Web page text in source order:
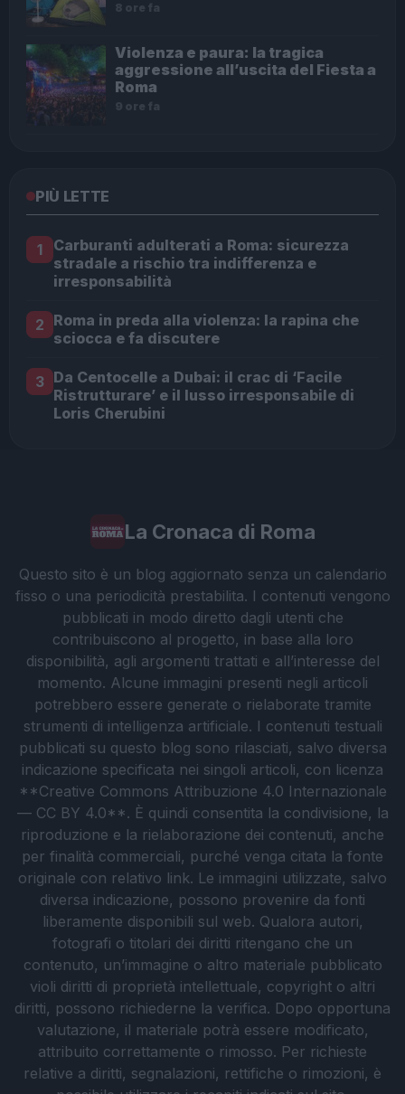
8 ore fa
Violenza e paura: la tragica
aggressione all’uscita del Fiesta a
Roma
9 ore fa
PIÙ LETTE
1
Carburanti adulterati a Roma: sicurezza
stradale a rischio tra indifferenza e
irresponsabilità
2 Roma in preda alla violenza: la rapina che
sciocca e fa discutere
3 Da Centocelle a Dubai: il crac di ‘Facile
Ristrutturare’ e il lusso irresponsabile di
Loris Cherubini
La Cronaca di Roma
Questo sito è un blog aggiornato senza un calendario
fisso o una periodicità prestabilita. I contenuti vengono
pubblicati in modo diretto dagli utenti che
contribuiscono al progetto, in base alla loro
disponibilità, agli argomenti trattati e all’interesse del
momento. Alcune immagini presenti negli articoli
potrebbero essere generate o rielaborate tramite
strumenti di intelligenza artificiale. I contenuti testuali
pubblicati su questo blog sono rilasciati, salvo diversa
indicazione specificata nei singoli articoli, con licenza
**Creative Commons Attribuzione 4.0 Internazionale
— CC BY 4.0**. È quindi consentita la condivisione, la
riproduzione e la rielaborazione dei contenuti, anche
per finalità commerciali, purché venga citata la fonte
originale con relativo link. Le immagini utilizzate, salvo
diversa indicazione, possono provenire da fonti
liberamente disponibili sul web. Qualora autori,
fotografi o titolari dei diritti ritengano che un
contenuto, un’immagine o altro materiale pubblicato
violi diritti di proprietà intellettuale, copyright o altri
diritti, possono richiederne la verifica. Dopo opportuna
valutazione, il materiale potrà essere modificato,
attribuito correttamente o rimosso. Per richieste
relative a diritti, segnalazioni, rettifiche o rimozioni, è